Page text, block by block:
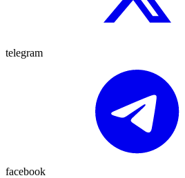
telegram
facebook